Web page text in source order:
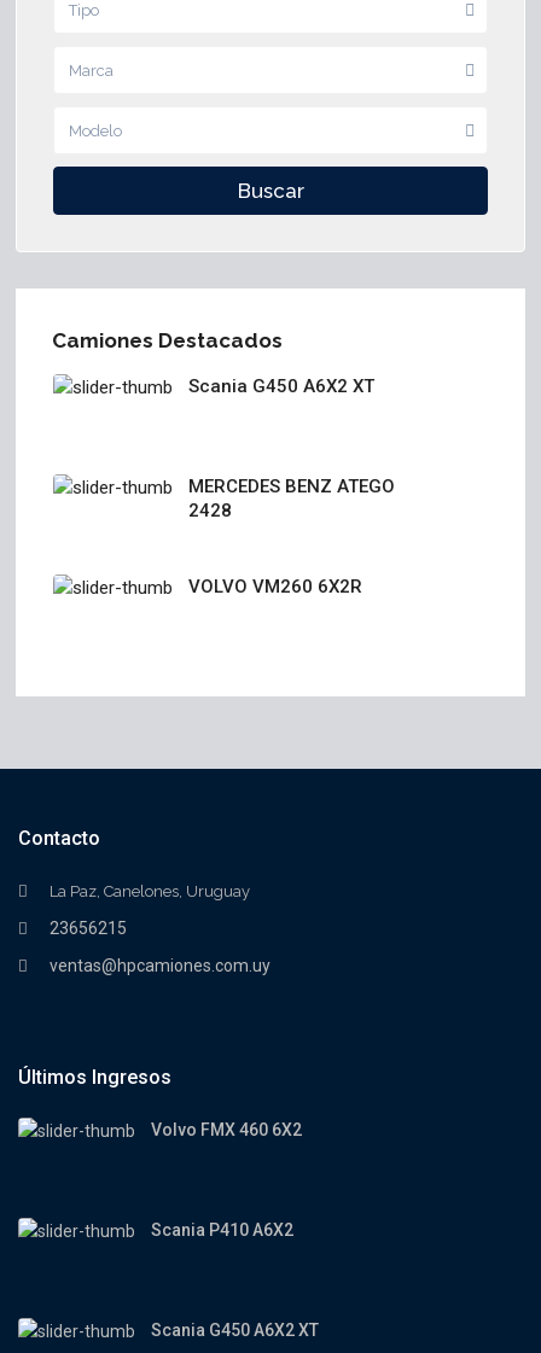
Tipo
Marca
Modelo
Camiones Destacados
Scania G450 A6X2 XT
MERCEDES BENZ ATEGO
2428
VOLVO VM260 6X2R
Contacto
La Paz, Canelones, Uruguay
23656215
ventas@hpcamiones.com.uy
Últimos Ingresos
Volvo FMX 460 6X2
Scania P410 A6X2
Scania G450 A6X2 XT